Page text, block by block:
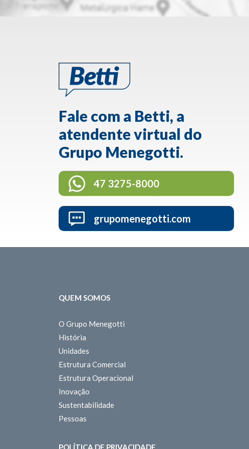
Fale com a Betti, a
atendente virtual do
Grupo Menegotti.
47 3275-8000
grupomenegotti.com
QUEM SOMOS
O Grupo Menegotti
História
Unidades
Estrutura Comercial
Estrutura Operacional
Inovação
Sustentabilidade
Pessoas
POLÍTICA DE PRIVACIDADE